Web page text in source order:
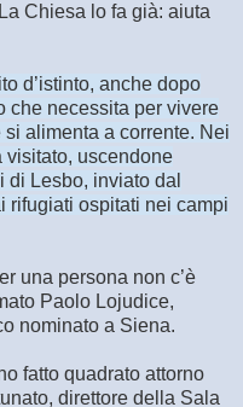
Chiesa lo fa già: aiuta
d’istinto, anche dopo
che necessita per vivere
alimenta a corrente. Nei
visitato, uscendone
di Lesbo, inviato dal
rifugiati ospitati nei campi
una persona non c’è
Paolo Lojudice,
nominato a Siena.
fatto quadrato attorno
direttore della Sala